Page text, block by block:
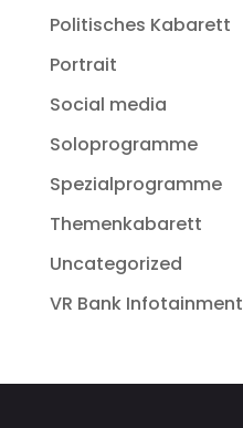
Politisches Kabarett
Portrait
Social media
Soloprogramme
Spezialprogramme
Themenkabarett
Uncategorized
VR Bank Infotainment